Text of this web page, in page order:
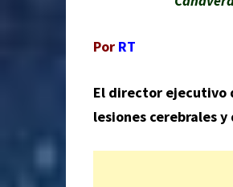
Por RT
El director ejecutivo
lesiones cerebrales